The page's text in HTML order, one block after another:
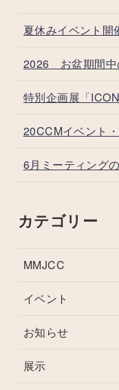
夏休みイベント開
2026 お盆期間中
特別企画展「
20CCMイベント
6月ミーティング
カテゴリー
MMJCC
イベント
お知らせ
展示